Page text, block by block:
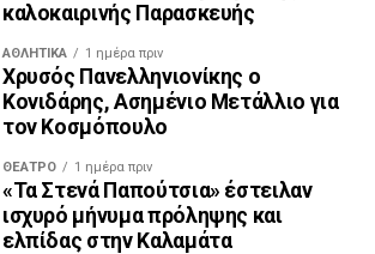
καλοκαιρινής Παρασκευής
ΑΘΛΗΤΙΚΆ 1 ημέρα πριν
Χρυσός Πανελληνιονίκης ο
Κονιδάρης, Ασημένιο Μετάλλιο για
τον Κοσμόπουλο
ΘΈΑΤΡΟ 1 ημέρα πριν
«Τα Στενά Παπούτσια» έστειλαν
ισχυρό μήνυμα πρόληψης και
ελπίδας στην Καλαμάτα